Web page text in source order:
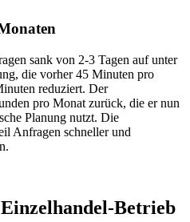
sank von 2-3 Tagen auf unter
die vorher 45 Minuten pro
reduziert. Der
pro Monat zurück, die er nun
Planung nutzt. Die
Anfragen schneller und
Einzelhandel-Betrieb